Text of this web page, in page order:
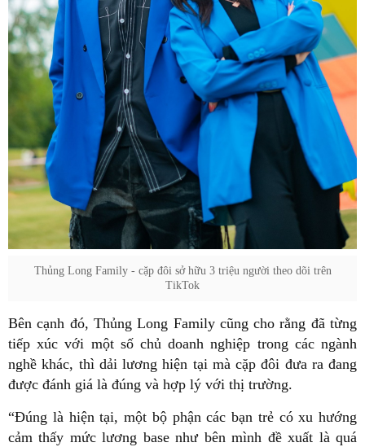
Thủng Long Family - cặp đôi sở hữu 3 triệu người theo dõi trên
TikTok
Bên cạnh đó, Thủng Long Family cũng cho rằng đã từng
tiếp xúc với một số chủ doanh nghiệp trong các ngành
nghề khác, thì dải lương hiện tại mà cặp đôi đưa ra đang
được đánh giá là đúng và hợp lý với thị trường.
“Đúng là hiện tại, một bộ phận các bạn trẻ có xu hướng
cảm thấy mức lương base như bên mình đề xuất là quá